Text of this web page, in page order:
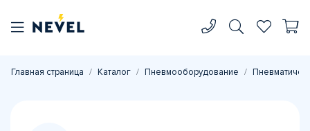
Главная страница Каталог Пневмооборудование